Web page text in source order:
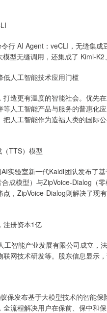
AI Agent：veCLI，无缝集成
型无缝调用，还集成了 Kimi-K2
人工智能技术应用门槛
更有温度的智能社会。优先
人工智能产品与服务的普惠化
人工智能作为造福人类的国际
TTS）模型
验室新一代Kaldi团队发布了
成模型）与ZipVoice-Dialog（
，ZipVoice-Dialog则解决了现
册资本1亿
智能产业发展有限公司成立，
网技术研发等。股东信息显示
发布基于大模型技术的智能保
流程解决用户在保前、保中和